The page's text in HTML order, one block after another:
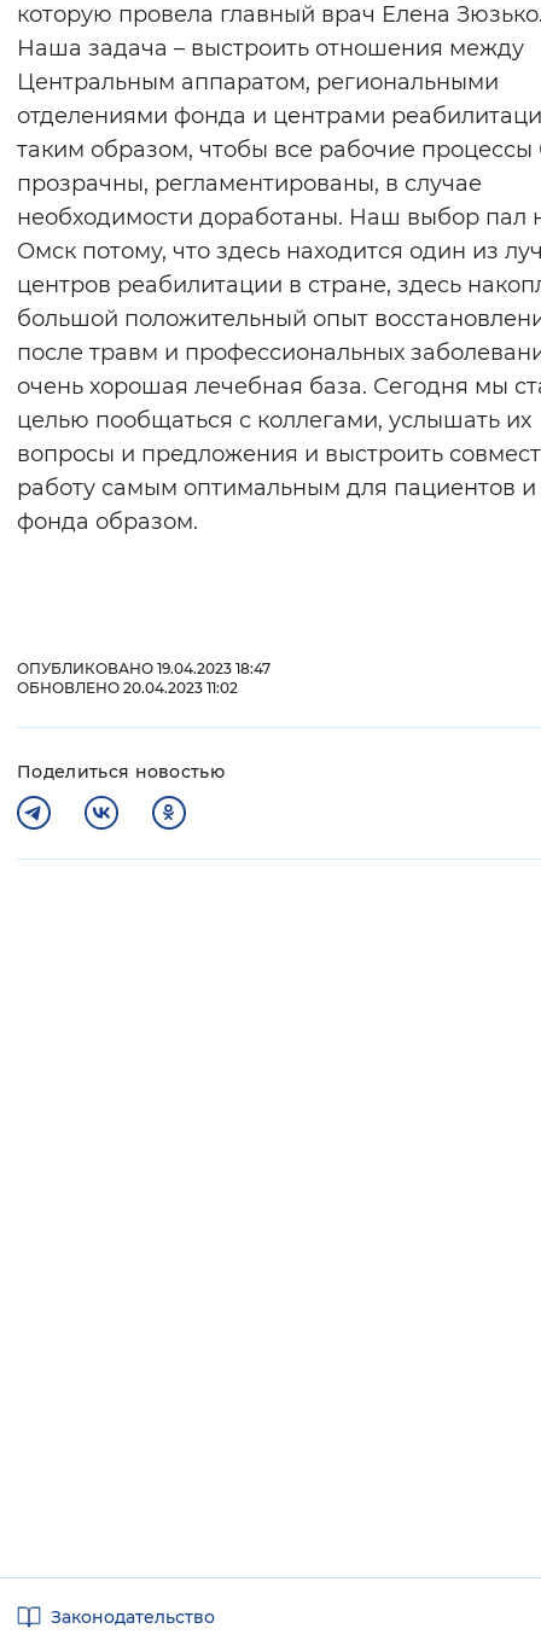
которую провела главный врач Елена
Наша задача – выстроить отношения между
Центральным аппаратом, региональными
отделениями фонда и центрами
таким образом, чтобы все рабочие
прозрачны, регламентированы, в случае
необходимости доработаны. Наш выбор пал
Омск потому, что здесь находится один из
центров реабилитации в стране, здесь
большой положительный опыт
после травм и профессиональных
очень хорошая лечебная база. Сегодня мы
целью пообщаться с коллегами, услышать их
вопросы и предложения и выстроить
работу самым оптимальным для пациентов и
фонда образом.
ОПУБЛИКОВАНО 19.04.2023 18:47
ОБНОВЛЕНО 20.04.2023 11:02
Поделиться новостью
ссылкиЗаконодательство